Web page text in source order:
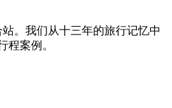
。我们从十三年的旅行记忆中
程案例。